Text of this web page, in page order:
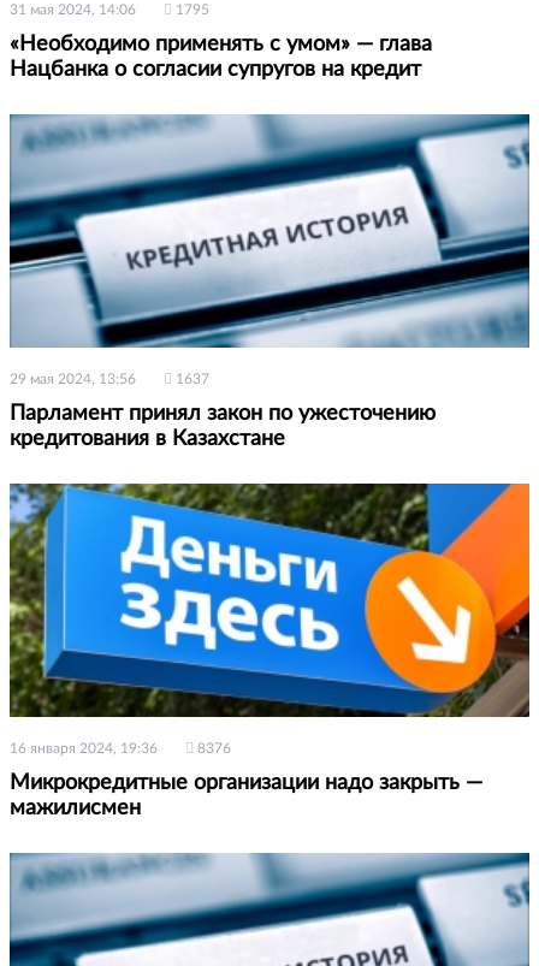
31 мая 2024, 14:06 1795
«Необходимо применять с умом» — глава
Нацбанка о согласии супругов на кредит
29 мая 2024, 13:56 1637
Парламент принял закон по ужесточению
кредитования в Казахстане
16 января 2024, 19:36 8376
Микрокредитные организации надо закрыть —
мажилисмен